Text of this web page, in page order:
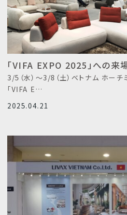
「VIFA EXPO 2025」への来
3/5（水）～3/8（土）ベトナム ホー
「VIFA E…
2025.04.21